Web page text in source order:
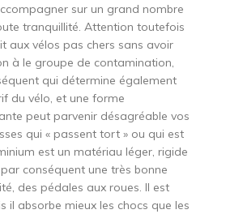
sur un grand nombre
tranquillité. Attention toutefois
aux vélos pas chers sans avoir
à le groupe de contamination,
qui détermine également
du vélo, et une forme
peut parvenir désagréable vos
qui « passent tort » ou qui est
est un matériau léger, rigide
conséquent une très bonne
des pédales aux roues. Il est
il absorbe mieux les chocs que les